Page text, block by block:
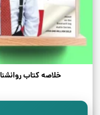
خلاصه کتاب